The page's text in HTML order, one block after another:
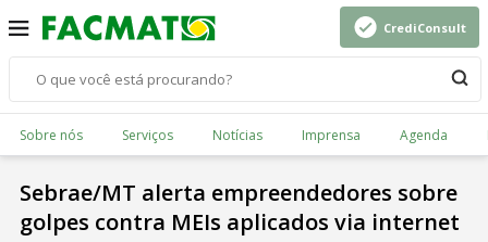
CrediConsult
Sobre nós Serviços Notícias Imprensa Agenda
Sebrae/MT alerta empreendedores sobre
golpes contra MEIs aplicados via internet